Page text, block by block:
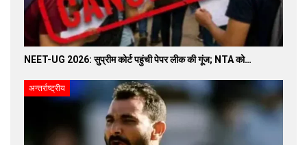
NEET-UG 2026: सुप्रीम कोर्ट पहुंची पेपर लीक की गूंज; NTA को…
अन्तर्राष्ट्रीय